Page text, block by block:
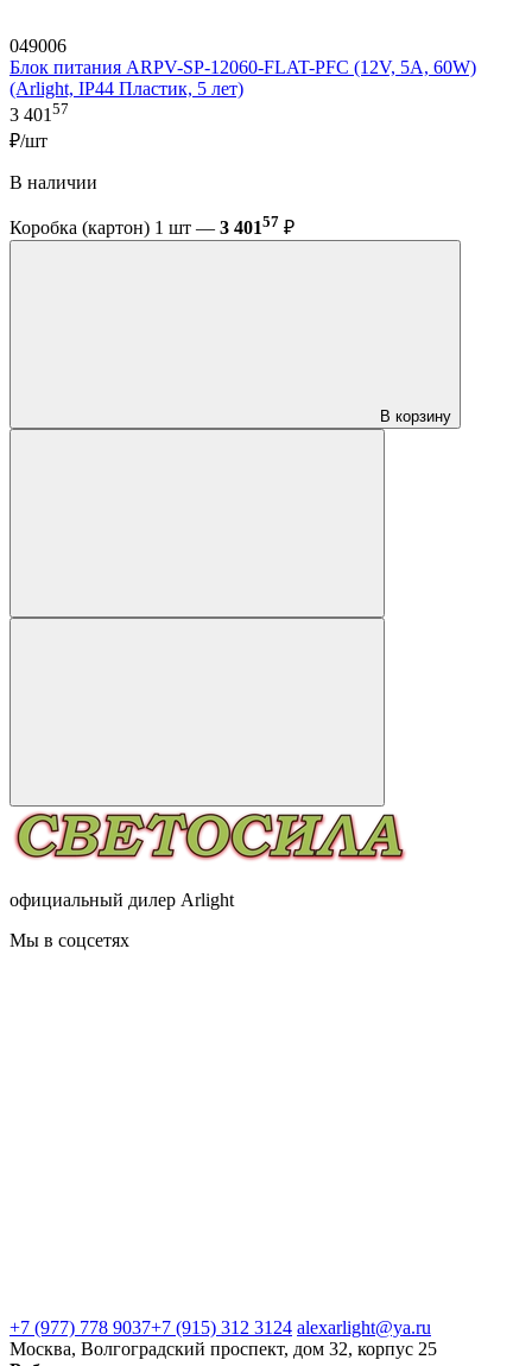
049006
Блок питания ARPV-SP-12060-FLAT-PFC (12V, 5A, 60W)
(Arlight, IP44 Пластик, 5 лет)
3 40157
₽/шт
В наличии
Коробка (картон) 1 шт — 3 40157 ₽
В корзину
официальный дилер Arlight
Мы в соцсетях
+7 (977) 778 9037+7 (915) 312 3124 alexarlight@ya.ru
Москва, Волгоградский проспект, дом 32, корпус 25